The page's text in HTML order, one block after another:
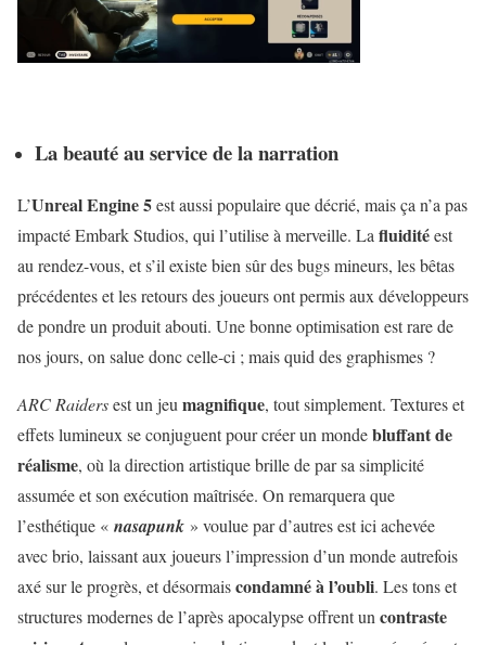
La beauté au service de la narration
L’Unreal Engine 5est aussi populaire que décrié, mais ça n’a pas
impacté Embark Studios, qui l’utilise à merveille. Lafluiditéest
au rendez-vous, et s’il existe bien sûr des bugs mineurs, les bêtas
précédentes et les retours des joueurs ont permis aux développeurs
de pondre un produit abouti. Une bonne optimisation est rare de
nos jours, on salue donc celle-ci ; mais quid des graphismes ?
ARC Raidersest un jeumagnifique, tout simplement. Textures et
effets lumineux se conjuguent pour créer un mondebluffant de
réalisme, où la direction artistique brille de par sa simplicité
assumée et son exécution maîtrisée. On remarquera que
l’esthétique « nasapunk » voulue par d’autres est ici achevée
avec brio, laissant aux joueurs l’impression d’un monde autrefois
axé sur le progrès, et désormaiscondamné à l’oubli. Les tons et
structures modernes de l’après apocalypse offrent uncontraste